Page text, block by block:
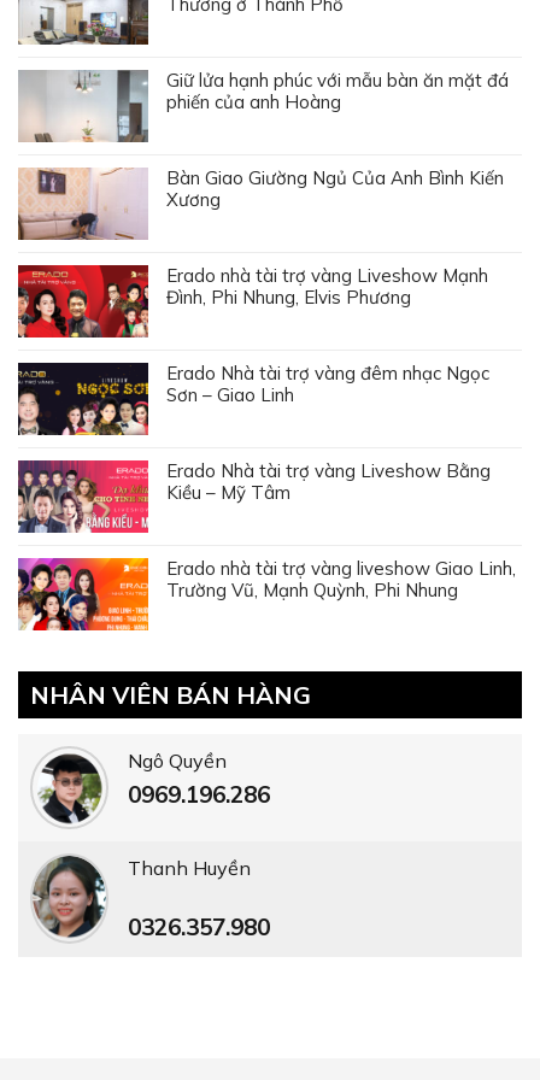
Thương ở Thành Phố
Giữ lửa hạnh phúc với mẫu bàn ăn mặt đá
phiến của anh Hoàng
Bàn Giao Giường Ngủ Của Anh Bình Kiến
Xương
Erado nhà tài trợ vàng Liveshow Mạnh
Đình, Phi Nhung, Elvis Phương
Erado Nhà tài trợ vàng đêm nhạc Ngọc
Sơn – Giao Linh
Erado Nhà tài trợ vàng Liveshow Bằng
Kiều – Mỹ Tâm
Erado nhà tài trợ vàng liveshow Giao Linh,
Trường Vũ, Mạnh Quỳnh, Phi Nhung
NHÂN VIÊN BÁN HÀNG
Ngô Quyền
0969.196.286
Thanh Huyền
0326.357.980